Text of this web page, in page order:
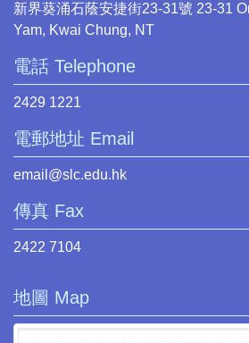
新界葵涌石蔭安捷街23-31號 23-31
Yam, Kwai Chung, NT
電話 Telephone
2429 1221
電郵地址 Email
email@slc.edu.hk
傳真 Fax
2422 7104
地圖 Map